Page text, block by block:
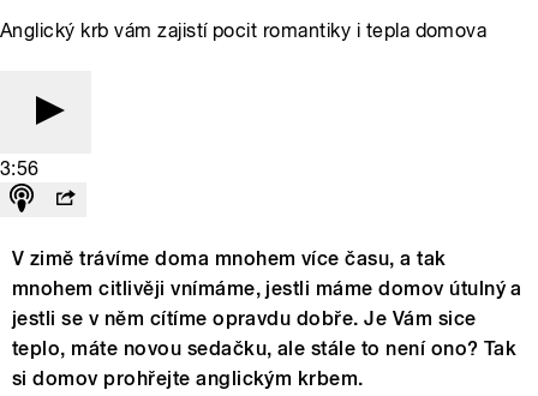
Anglický krb vám zajistí pocit romantiky i tepla domova
3:56
V zimě trávíme doma mnohem více času, a tak
mnohem citlivěji vnímáme, jestli máme domov útulný a
jestli se v něm cítíme opravdu dobře. Je Vám sice
teplo, máte novou sedačku, ale stále to není ono? Tak
si domov prohřejte anglickým krbem.